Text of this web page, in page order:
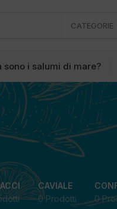
CATEGORIE
sono i salumi di mare?
CAVIALE
0 Prodotti
0